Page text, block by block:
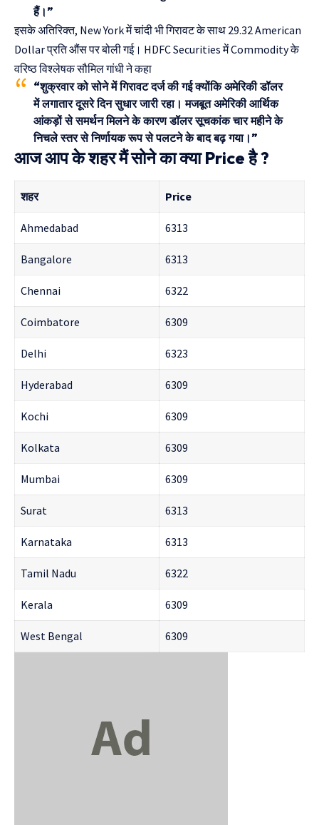
हैं।”
इसके अतिरिक्त, New York में चांदी भी गिरावट के साथ 29.32 American
Dollar प्रति औंस पर बोली गई। HDFC Securities में Commodity के
वरिष्ठ विश्लेषक सौमिल गांधी ने कहा
“शुक्रवार को सोने में गिरावट दर्ज की गई क्योंकि अमेरिकी डॉलर
में लगातार दूसरे दिन सुधार जारी रहा। मजबूत अमेरिकी आर्थिक
आंकड़ों से समर्थन मिलने के कारण डॉलर सूचकांक चार महीने के
निचले स्तर से निर्णायक रूप से पलटने के बाद बढ़ गया।”
आज आप के शहर मैं सोने का क्या Price है ?
शहर Price
Ahmedabad 6313
Bangalore 6313
Chennai 6322
Coimbatore 6309
Delhi 6323
Hyderabad 6309
Kochi 6309
Kolkata 6309
Mumbai 6309
Surat 6313
Karnataka 6313
Tamil Nadu 6322
Kerala 6309
West Bengal 6309